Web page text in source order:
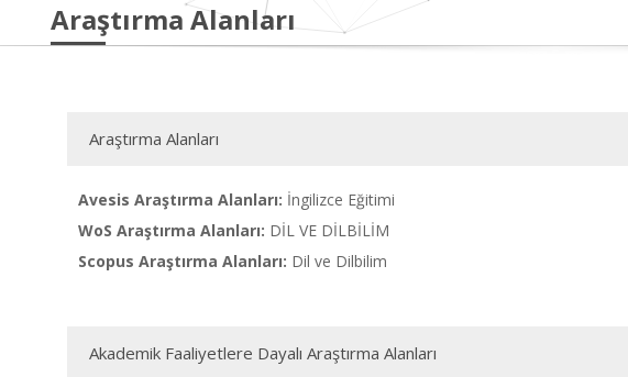
Araştırma Alanları
Araştırma Alanları
Avesis Araştırma Alanları: İngilizce Eğitimi
WoS Araştırma Alanları: DİL VE DİLBİLİM
Scopus Araştırma Alanları: Dil ve Dilbilim
Akademik Faaliyetlere Dayalı Araştırma Alanları